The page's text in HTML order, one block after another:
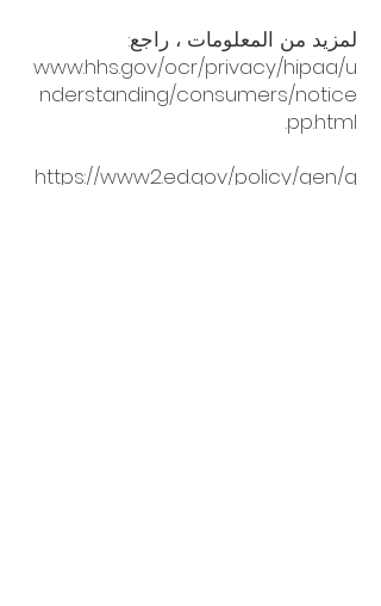
لمزيد من المعلومات ، راجع:
www.hhs.gov/ocr/privacy/hipaa/u
nderstanding/consumers/notice
pp.html.
https://www2.ed.gov/policy/gen/g